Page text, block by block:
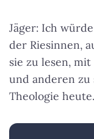
Jäger: Ich
der Riesinnen,
sie zu lesen,
und anderen
Theologie heute.